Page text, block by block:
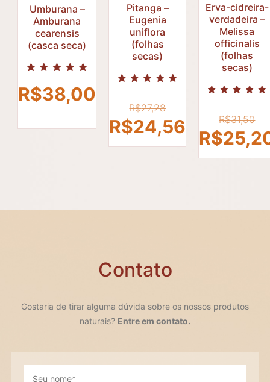
Umburana –
Amburana
cearensis
(casca seca)
R$38,00
R$
Pitanga –
Eugenia
uniflora
(folhas
secas)
R$27,28O
preço
original
R$24,56
preço
R$24,56.
R$27,28
24,56
Erva-cidreira-
verdadeira –
Melissa
officinalis
(folhas
secas)
R$31,50O
R$
R$31,50
Contato
Gostaria de tirar alguma dúvida sobre os nossos produtos
naturais? Entre em contato.